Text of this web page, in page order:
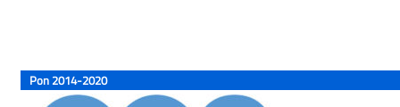
Pon 2014-2020